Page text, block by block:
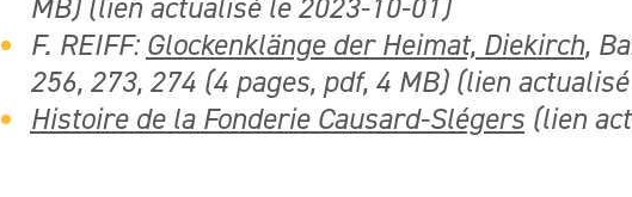
F. REIFF:Glockenklänge der Heimat, Diekirch,
256, 273, 274 (4 pages, pdf, 4 MB) (lien
Histoire de la Fonderie Causard-Slégers (lien